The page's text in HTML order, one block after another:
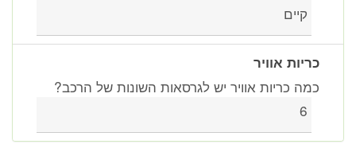
קיים
כריות אוויר
כמה כריות אוויר יש לגרסאות השונות של הרכב?
6